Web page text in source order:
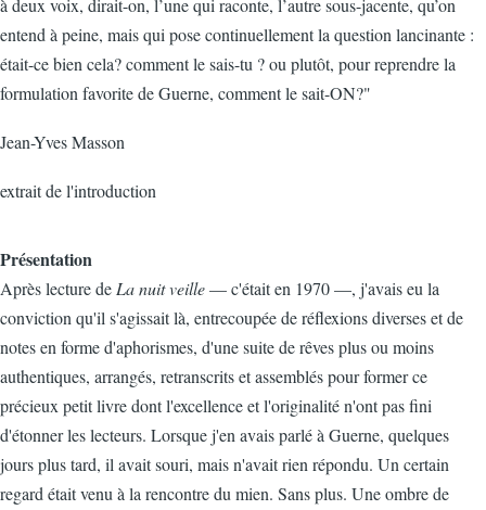
à deux voix, dirait-on, l’une qui raconte, l’autre sous-jacente, qu’on
entend à peine, mais qui pose continuellement la question lancinante :
était-ce bien cela? comment le sais-tu ? ou plutôt, pour reprendre la
formulation favorite de Guerne, comment le sait-ON?"
Jean-Yves Masson
extrait de l'introduction
Présentation
Après lecture de La nuit veille— c'était en 1970 —, j'avais eu la
conviction qu'il s'agissait là, entrecoupée de réflexions diverses et de
notes en forme d'aphorismes, d'une suite de rêves plus ou moins
authentiques, arrangés, retranscrits et assemblés pour former ce
précieux petit livre dont l'excellence et l'originalité n'ont pas fini
d'étonner les lecteurs. Lorsque j'en avais parlé à Guerne, quelques
jours plus tard, il avait souri, mais n'avait rien répondu. Un certain
regard était venu à la rencontre du mien. Sans plus. Une ombre de